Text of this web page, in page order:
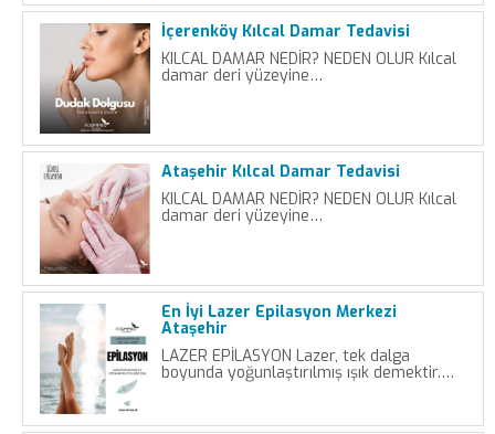
İçerenköy Kılcal Damar Tedavisi
KILCAL DAMAR NEDİR? NEDEN OLUR Kılcal
damar deri yüzeyine…
Ataşehir Kılcal Damar Tedavisi
KILCAL DAMAR NEDİR? NEDEN OLUR Kılcal
damar deri yüzeyine…
En İyi Lazer Epilasyon Merkezi
Ataşehir
LAZER EPİLASYON Lazer, tek dalga
boyunda yoğunlaştırılmış ışık demektir.…